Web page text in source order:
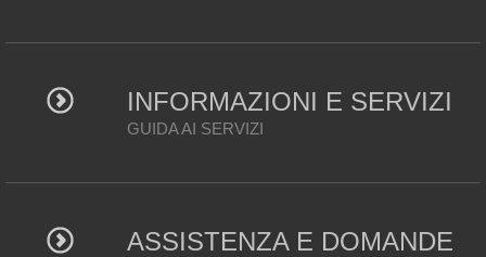
INFORMAZIONI E SERVIZI
GUIDA AI SERVIZI
ASSISTENZA E DOMANDE